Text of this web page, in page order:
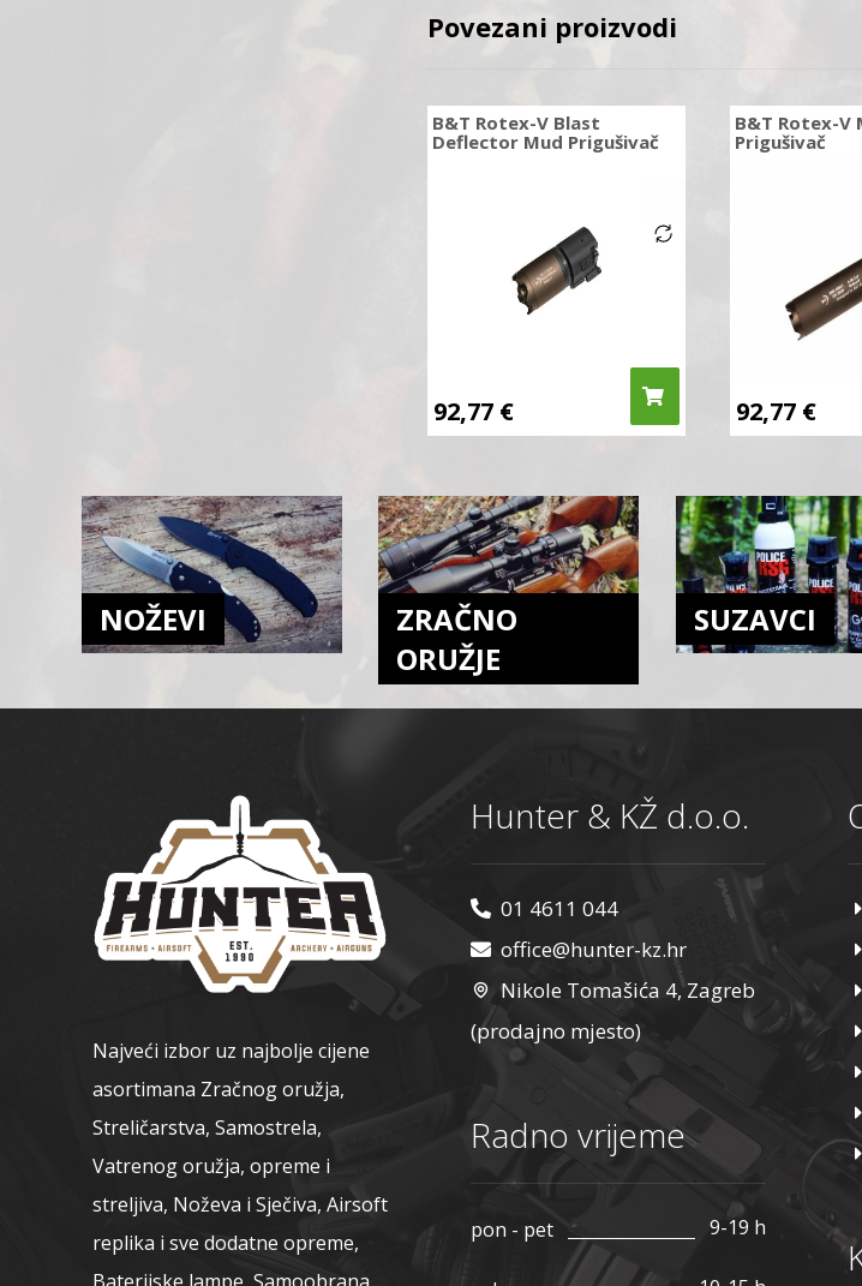
Povezani proizvodi
B&T Rotex-V Blast
Deflector Mud Prigušivač
92,77 €
B&T Rotex-V
Prigušivač
92,77 €
NOŽEVI
ZRAČNO
ORUŽJE
SUZAVCI
Najveći izbor uz najbolje cijene
asortimana Zračnog oružja,
Streličarstva, Samostrela,
Vatrenog oružja, opreme i
streljiva, Noževa i Sječiva, Airsoft
replika i sve dodatne opreme,
Hunter & KŽ d.o.o.
01 4611 044
office@hunter-kz.hr
Nikole Tomašića 4, Zagreb
(prodajno mjesto)
Radno vrijeme
pon - pet 9-19 h